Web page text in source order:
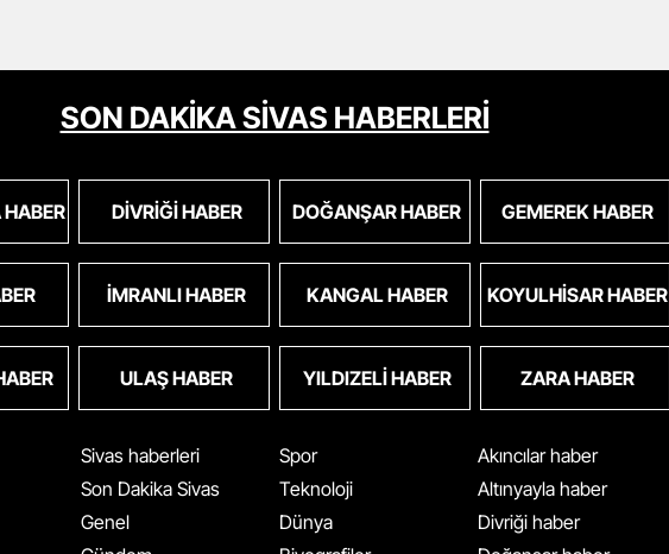
SON DAKİKA SİVAS HABERLERİ
DIVRIĞI HABER DOĞANŞAR HABER GEMEREK HABER
İMRANLI HABER KANGAL HABER KOYULHISAR HABER
ULAŞ HABER YILDIZELI HABER ZARA HABER
Sivas haberleri
Son Dakika Sivas
Genel
Spor
Teknoloji
Dünya
Akıncılar haber
Altınyayla haber
Divriği haber